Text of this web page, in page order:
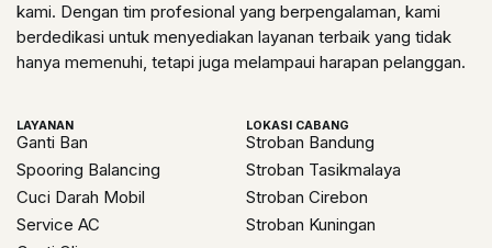
kami. Dengan tim profesional yang berpengalaman, kami
berdedikasi untuk menyediakan layanan terbaik yang tidak
hanya memenuhi, tetapi juga melampaui harapan pelanggan.
LAYANAN
Ganti Ban
Spooring Balancing
Cuci Darah Mobil
Service AC
LOKASI CABANG
Stroban Bandung
Stroban Tasikmalaya
Stroban Cirebon
Stroban Kuningan